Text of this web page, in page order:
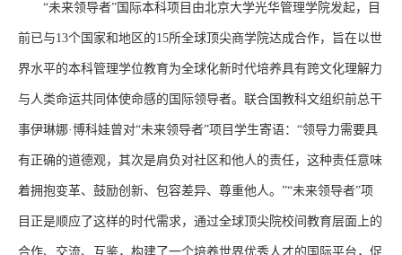
“未来领导者”国际本科项目由北京大学光华管理学院发起，目
前已与13个国家和地区的15所全球顶尖商学院达成合作，旨在以世
界水平的本科管理学位教育为全球化新时代培养具有跨文化理解力
与人类命运共同体使命感的国际领导者。联合国教科文组织前总干
事伊琳娜·博科娃曾对“未来领导者”项目学生寄语：“领导力需要具
有正确的道德观，其次是肩负对社区和他人的责任，这种责任意味
着拥抱变革、鼓励创新、包容差异、尊重他人。”“未来领导者”项
目正是顺应了这样的时代需求，通过全球顶尖院校间教育层面上的
合作、交流、互鉴，构建了一个培养世界优秀人才的国际平台，促